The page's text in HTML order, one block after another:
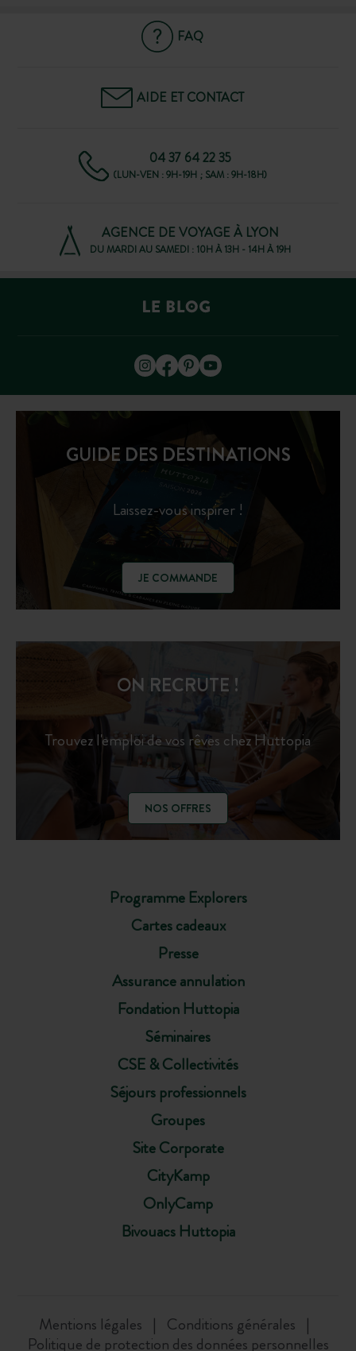
FAQ
AIDE ET CONTACT
04 37 64 22 35
(LUN-VEN : 9H-19H ; SAM : 9H-18H)
AGENCE DE VOYAGE À LYON
DU MARDI AU SAMEDI : 10H À 13H - 14H À 19H
GUIDE DES DESTINATIONS
Laissez-vous inspirer !
JE COMMANDE
Programme Explorers
Cartes cadeaux
Presse
Assurance annulation
Fondation Huttopia
Séminaires
CSE & Collectivités
Séjours professionnels
Groupes
Site Corporate
CityKamp
OnlyCamp
Bivouacs Huttopia
ON RECRUTE !
Trouvez l'emploi de vos rêves chez Huttopia
NOS OFFRES
Mentions légales
Conditions générales
Politique de protection des données personnelles